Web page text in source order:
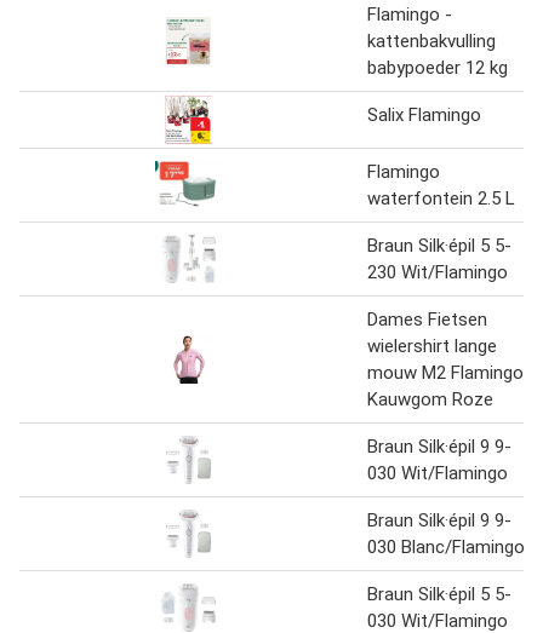
Flamingo -
kattenbakvulling
babypoeder 12 kg
Salix Flamingo
Flamingo
waterfontein 2.5 L
Braun Silk·épil 5 5-
230 Wit/Flamingo
Dames Fietsen
wielershirt lange
mouw M2 Flamingo
Kauwgom Roze
Braun Silk·épil 9 9-
030 Wit/Flamingo
Braun Silk·épil 9 9-
030 Blanc/Flamingo
Braun Silk·épil 5 5-
030 Wit/Flamingo